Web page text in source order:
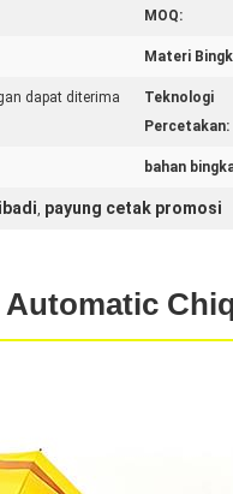
MOQ:
Materi
dapat diterima
Teknologi
Percetakan:
bahan
, payung cetak promosi